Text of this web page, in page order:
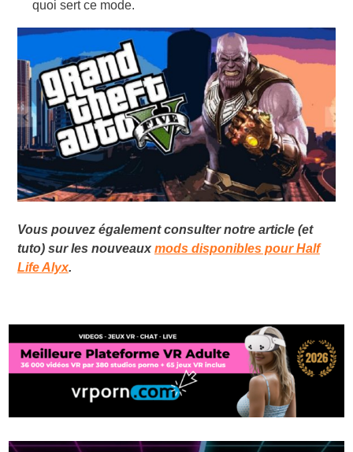
quoi sert ce mode.
Vous pouvez également consulter notre article (et
tuto) sur les nouveaux mods disponibles pour Half
Life Alyx.